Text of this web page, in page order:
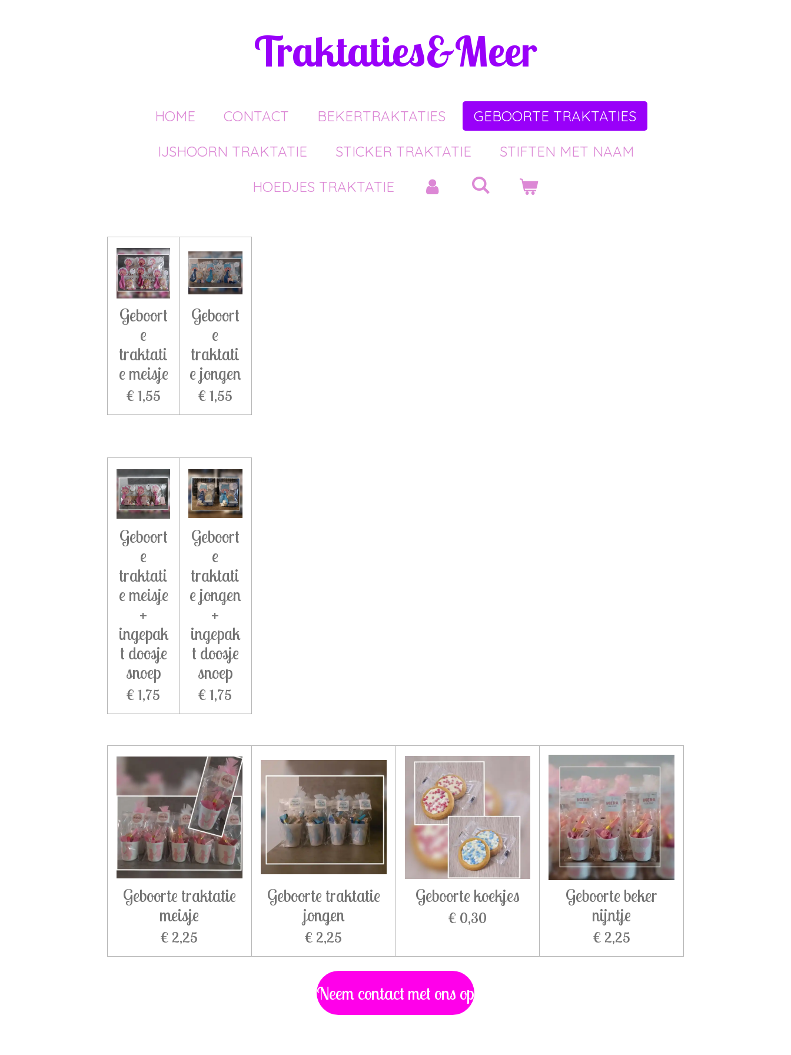
Traktaties&Meer
HOME CONTACT BEKERTRAKTATIES
GEBOORTE TRAKTATIES
IJSHOORN TRAKTATIE
STICKER TRAKTATIE
STIFTEN MET NAAM
HOEDJES TRAKTATIE
Geboort
e
traktati
e meisje
€ 1,55
Geboort
e
traktati
e jongen
€ 1,55
Geboort
e
traktati
e meisje
+
ingepak
t doosje
snoep
€ 1,75
Geboort
e
traktati
e jongen
+
ingepak
t doosje
snoep
€ 1,75
Geboorte traktatie
meisje
€ 2,25
Geboorte traktatie
jongen
€ 2,25
Geboorte koekjes
€ 0,30
Geboorte beker
nijntje
€ 2,25
Neem contact met ons op